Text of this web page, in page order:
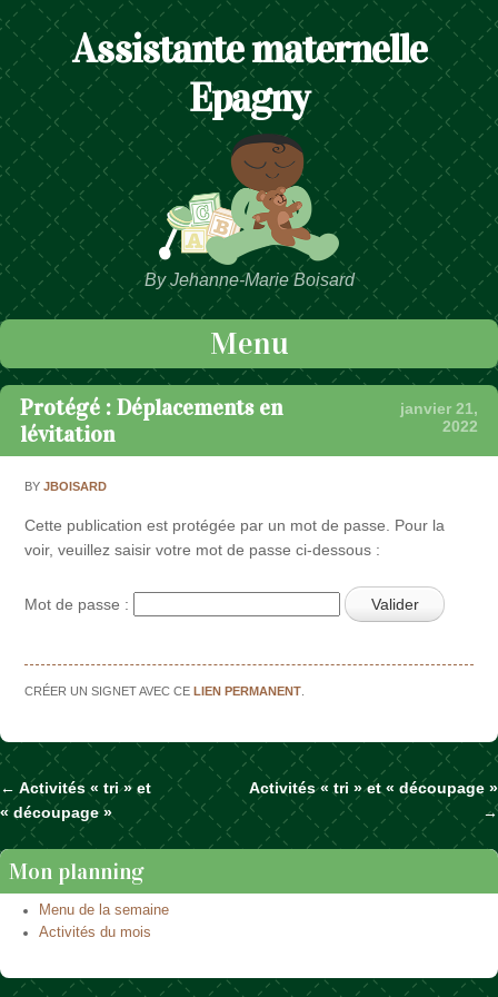
Assistante maternelle
Epagny
By Jehanne-Marie Boisard
Menu
Passer au contenu
Protégé : Déplacements en
lévitation
janvier 21,
2022
BYJBOISARD
Cette publication est protégée par un mot de passe. Pour la
voir, veuillez saisir votre mot de passe ci-dessous :
Mot de passe :
CRÉER UN SIGNET AVEC CELIEN PERMANENT
Naviguer dans les articles
← Activités « tri » et
« découpage »
Activités « tri » et « découpage »
→
Mon planning
Menu de la semaine
Activités du mois